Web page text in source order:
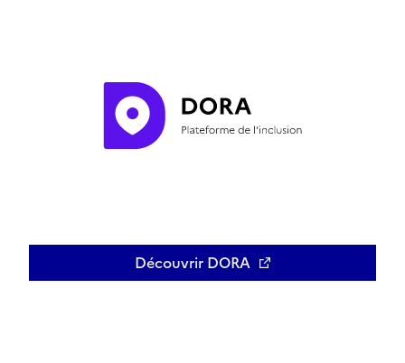
Découvrir DORAOuvre une nouvelle fenêtre